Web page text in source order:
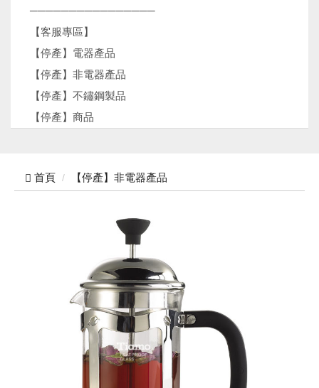
────────────────
【客服專區】
【停產】電器產品
【停產】非電器產品
【停產】不鏽鋼製品
【停產】商品
首頁 【停產】非電器產品